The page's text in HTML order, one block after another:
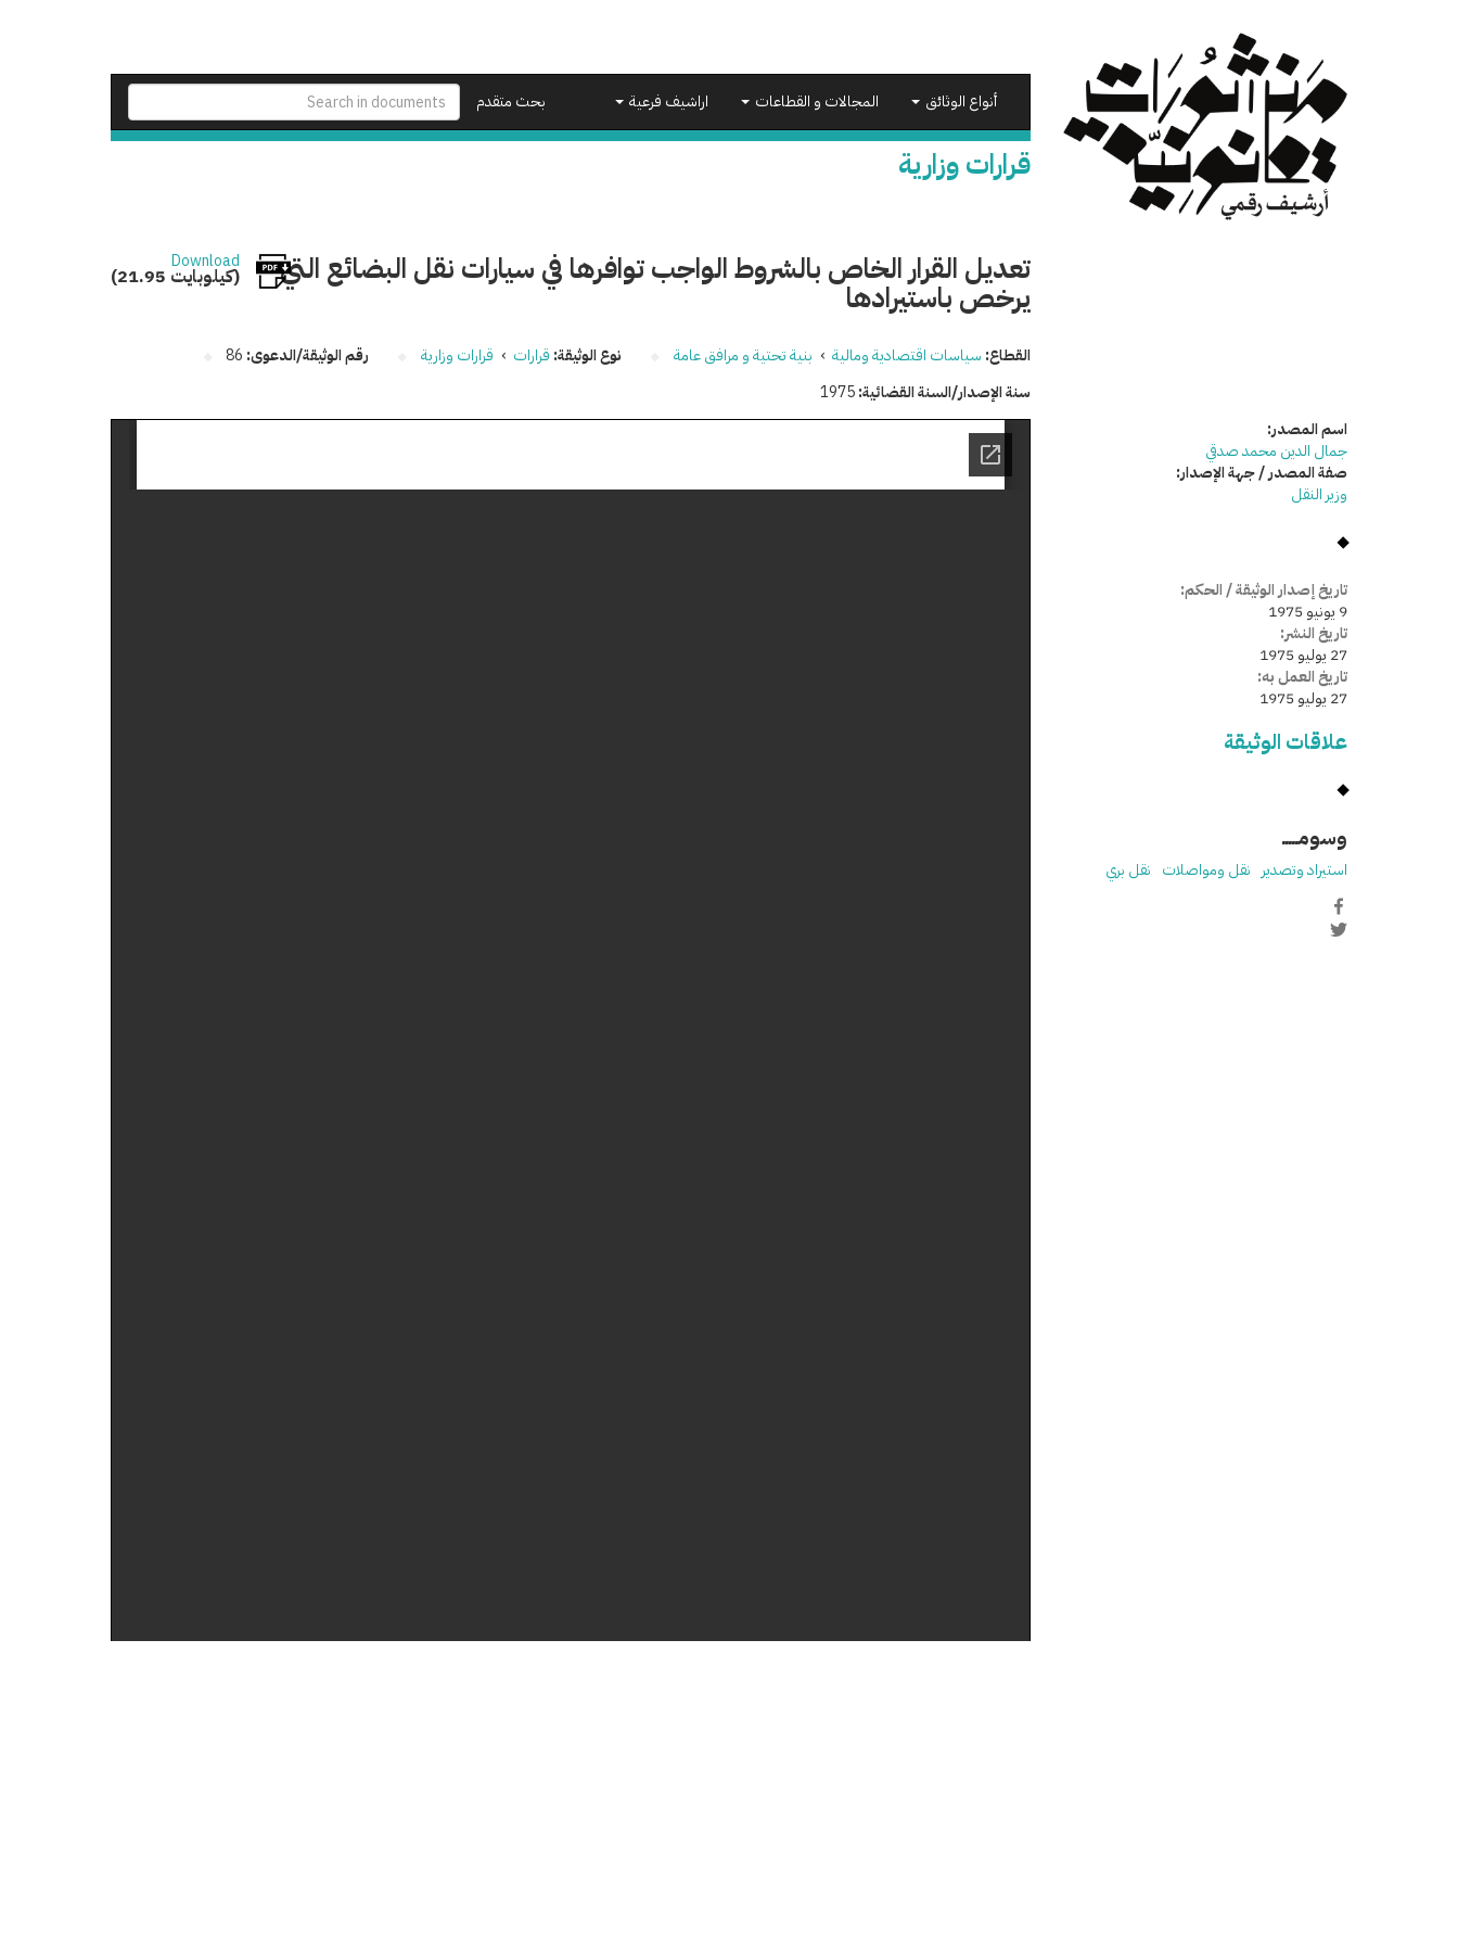
بحث متقدم
أنواع الوثائق المجالات و القطاعات اراشيف فرعية
قرارات وزارية
تعديل القرار الخاص بالشروط الواجب توافرها في سيارات نقل البضائع التي
يرخص باستيرادها
Download
(21.95 كيلوبايت)
القطاع: سياسات اقتصادية ومالية › بنية تحتية و مرافق عامة نوع الوثيقة: قرارات › قرارات وزارية رقم الوثيقة/الدعوى: 86
سنة الإصدار/السنة القضائية:1975
اسم المصدر:
جمال الدين محمد صدقي
صفة المصدر / جهة الإصدار:
وزير النقل
تاريخ إصدار الوثيقة / الحكم:
9 يونيو 1975
تاريخ النشر:
27 يوليو 1975
تاريخ العمل به:
27 يوليو 1975
علاقات الوثيقة
وسومـــــ
استيراد وتصدير نقل ومواصلات نقل بري